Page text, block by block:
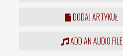
DODAJ ARTYKUŁ
ADD AN AUDIO FILE